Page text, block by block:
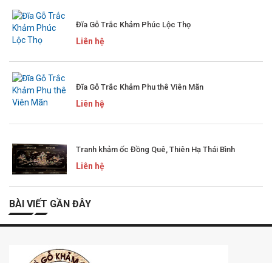
Đĩa Gỗ Trắc Khảm Phúc Lộc Thọ
Liên hệ
Đĩa Gỗ Trắc Khảm Phu thê Viên Mãn
Liên hệ
Tranh khảm ốc Đồng Quê, Thiên Hạ Thái Bình
Liên hệ
BÀI VIẾT GẦN ĐÂY